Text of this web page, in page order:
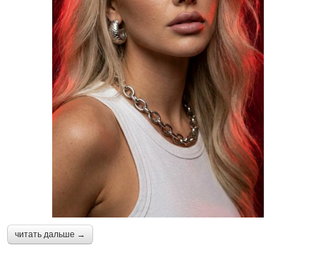
читать дальше →